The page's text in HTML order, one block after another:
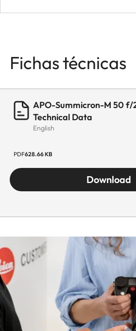
Fichas técnicas
APO-Summicron-M 50 f/
Technical Data
English
PDF628.66 KB
Download